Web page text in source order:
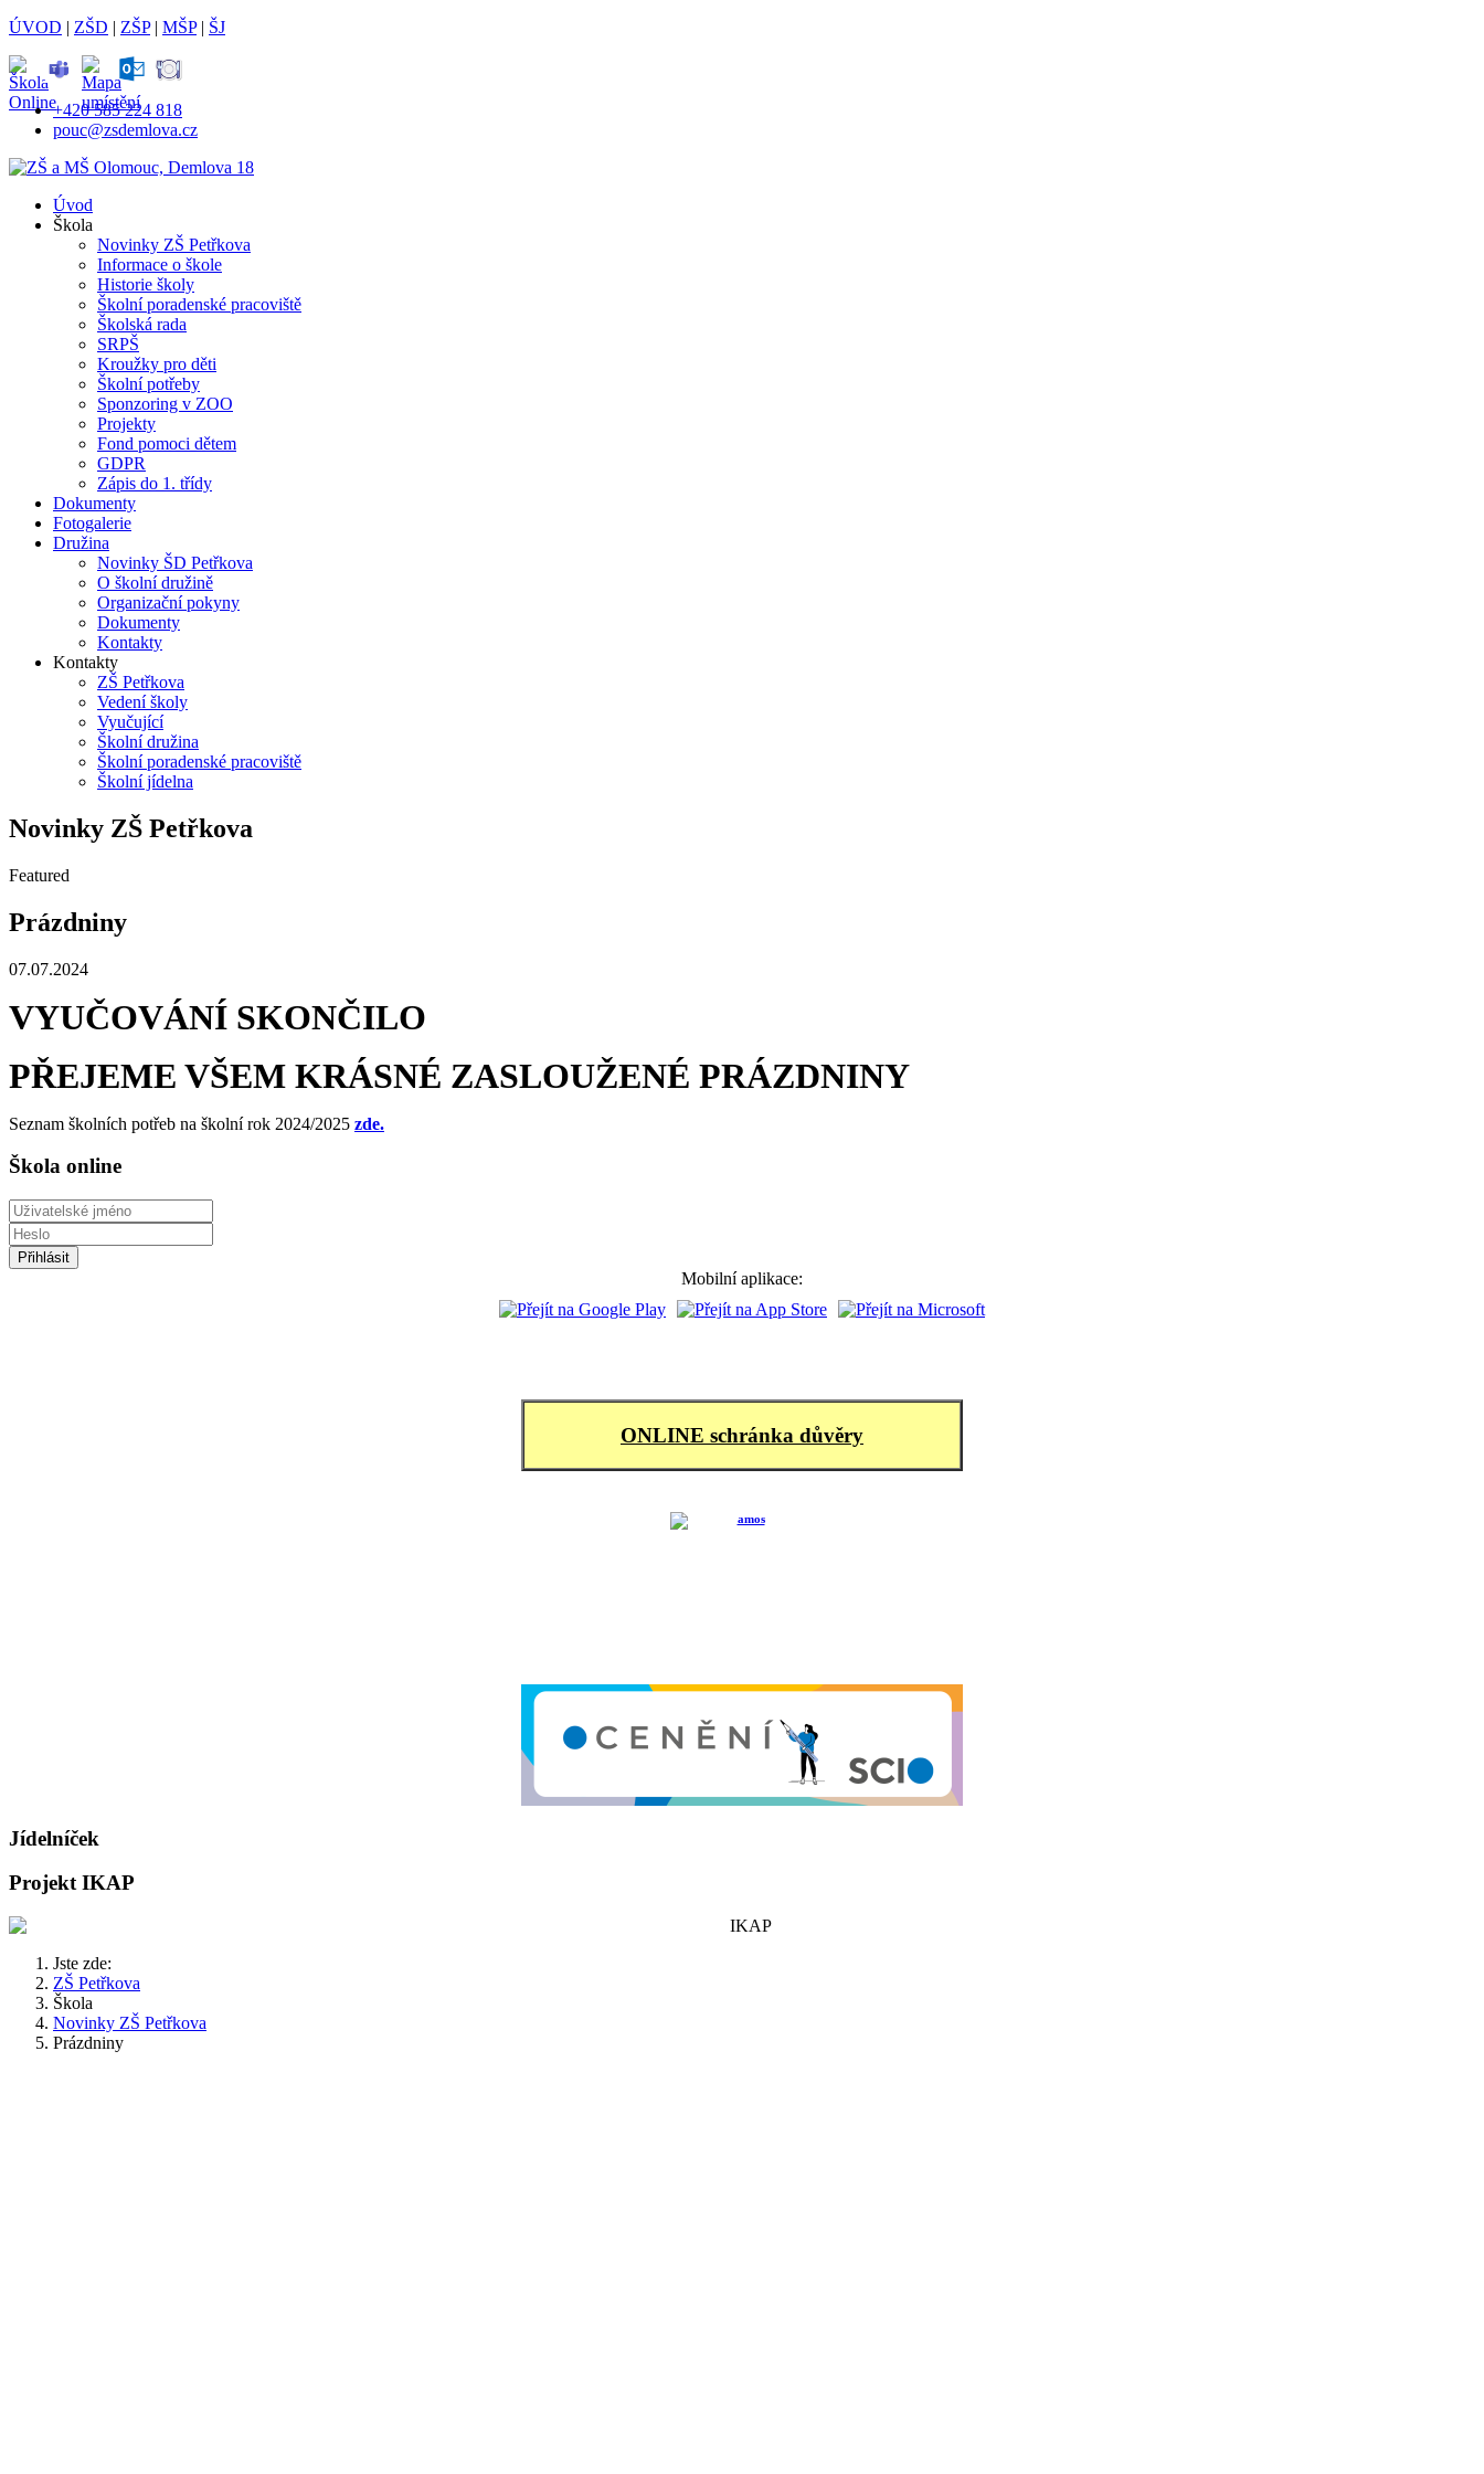
ÚVOD | ZŠD | ZŠP| MŠP| ŠJ
+420 585 224 818
pouc@zsdemlova.cz
Úvod
Škola
Novinky ZŠ Petřkova
Informace o škole
Historie školy
Školní poradenské pracoviště
Školská rada
SRPŠ
Kroužky pro děti
Školní potřeby
Sponzoring v ZOO
Projekty
Fond pomoci dětem
GDPR
Zápis do 1. třídy
Dokumenty
Fotogalerie
Družina
Novinky ŠD Petřkova
O školní družině
Organizační pokyny
Dokumenty
Kontakty
Kontakty
ZŠ Petřkova
Vedení školy
Vyučující
Školní družina
Školní poradenské pracoviště
Školní jídelna
Novinky ZŠ Petřkova
Featured
Prázdniny
07.07.2024
VYUČOVÁNÍ SKONČILO
PŘEJEME VŠEM KRÁSNÉ ZASLOUŽENÉ PRÁZDNINY
Seznam školních potřeb na školní rok 2024/2025 zde.
Škola online
Mobilní aplikace:
ONLINE schránka důvěry
Jídelníček
Projekt IKAP
Jste zde:
ZŠ Petřkova
Škola
Novinky ZŠ Petřkova
Prázdniny